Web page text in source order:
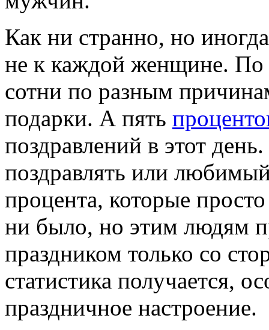
Как ни странно, но
не к каждой женщине. По
сотни по разным
подарки. А пять
поздравлений в этот
поздравлять или
процента, которые
ни было, но этим людям
праздником только со
статистика получается,
праздничное настроение.